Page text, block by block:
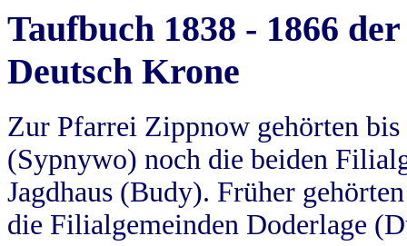
Taufbuch 1838 - 1866
Deutsch Krone
Zur Pfarrei Zippnow gehörten
(Sypnywo) noch die beiden
Jagdhaus (Budy). Früher
die Filialgemeinden Doderlage